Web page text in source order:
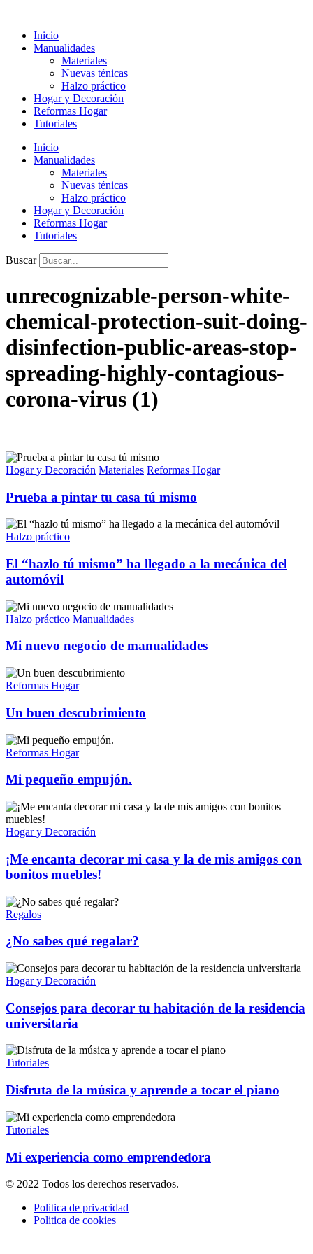
contenido
Inicio
Manualidades
Materiales
Nuevas ténicas
Halzo práctico
Hogar y Decoración
Reformas Hogar
Tutoriales
Inicio
Manualidades
Materiales
Nuevas ténicas
Halzo práctico
Hogar y Decoración
Reformas Hogar
Tutoriales
Buscar
unrecognizable-person-white-
chemical-protection-suit-doing-
disinfection-public-areas-stop-
spreading-highly-contagious-
corona-virus (1)
Hogar y Decoración Materiales Reformas Hogar
Prueba a pintar tu casa tú mismo
Halzo práctico
El “hazlo tú mismo” ha llegado a la mecánica del
automóvil
Halzo práctico Manualidades
Mi nuevo negocio de manualidades
Reformas Hogar
Un buen descubrimiento
Reformas Hogar
Mi pequeño empujón.
Hogar y Decoración
¡Me encanta decorar mi casa y la de mis amigos con
bonitos muebles!
Regalos
¿No sabes qué regalar?
Hogar y Decoración
Consejos para decorar tu habitación de la residencia
universitaria
Tutoriales
Disfruta de la música y aprende a tocar el piano
Tutoriales
Mi experiencia como emprendedora
© 2022 Todos los derechos reservados.
Politica de privacidad
Politica de cookies